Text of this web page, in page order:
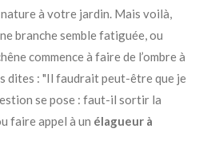
à votre jardin. Mais voilà,
branche semble fatiguée, ou
commence à faire de l’ombre à
dites : "Il faudrait peut-être que je
se pose : faut-il sortir la
faire appel à un élagueur à